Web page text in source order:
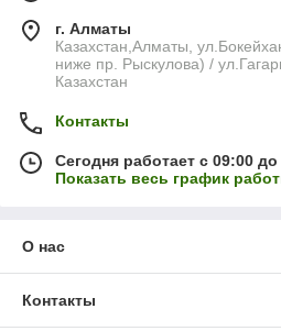
г. Алматы
Казахстан,Алматы,
ниже пр. Рыскулова) /
Казахстан
Контакты
Сегодня работает с 09:00
Показать весь график
О нас
Контакты